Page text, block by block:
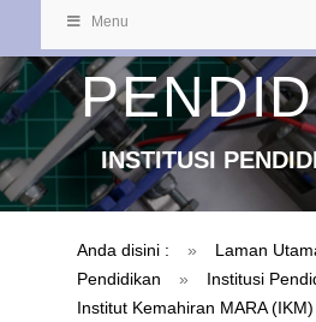
Menu
INSTITUSI
Anda disini : » Laman
Pendidikan
» Institusi
Institut Kemahiran MARA (IKM)